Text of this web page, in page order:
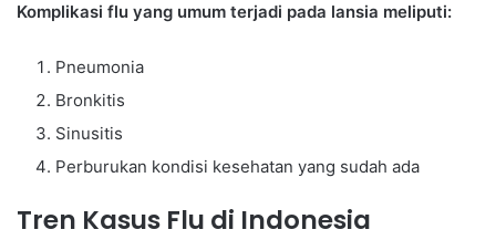
Komplikasi flu yang umum terjadi pada lansia meliputi:
Pneumonia
Bronkitis
Sinusitis
Perburukan kondisi kesehatan yang sudah ada
Tren Kasus Flu di Indonesia